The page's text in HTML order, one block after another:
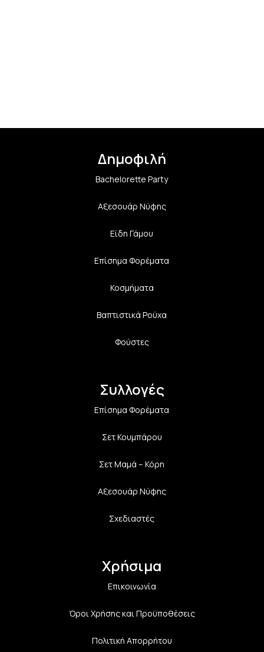
Δημοφιλή
Bachelorette Party
Αξεσουάρ Νύφης
Είδη Γάμου
Επίσημα Φορέματα
Κοσμήματα
Βαπτιστικά Ρούχα
Φούστες
Συλλογές
Επίσημα Φορέματα
Σετ Κουμπάρου
Σετ Μαμά – Κόρη
Αξεσουάρ Νύφης
Σχεδιαστές
Χρήσιμα
Επικοινωνία
Όροι Χρήσης και Προϋποθέσεις
Πολιτική Aπορρήτου